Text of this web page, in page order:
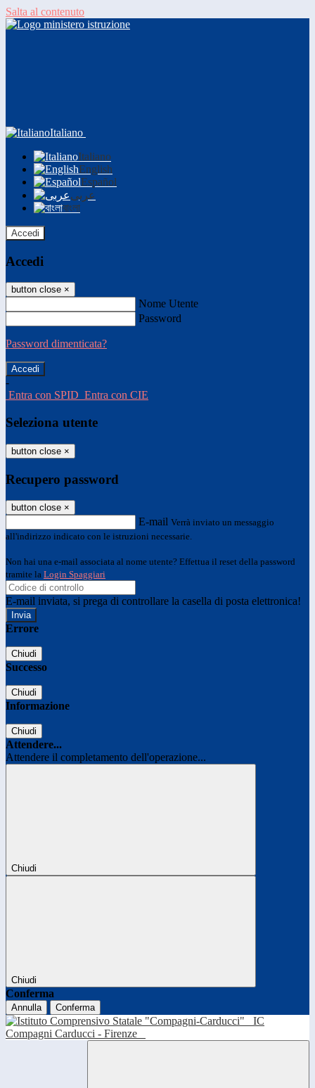
Salta al contenuto
Italiano
Italiano
English
Español
عربى
বাংলা
Accedi
Accedi
button close ×
Nome Utente
Password
Password dimenticata?
-
Entra con SPID Entra con CIE
Seleziona utente
button close ×
Recupero password
button close ×
E-mail Verrà inviato un messaggio
all'indirizzo indicato con le istruzioni necessarie.
Non hai una e-mail associata al nome utente? Effettua il reset della password
tramite la Login Spaggiari
E-mail inviata, si prega di controllare la casella di posta elettronica!
Errore
Chiudi
Successo
Chiudi
Informazione
Chiudi
Attendere...
Attendere il completamento dell'operazione...
Chiudi
Chiudi
Conferma
Annulla Conferma
IC
Compagni Carducci - Firenze